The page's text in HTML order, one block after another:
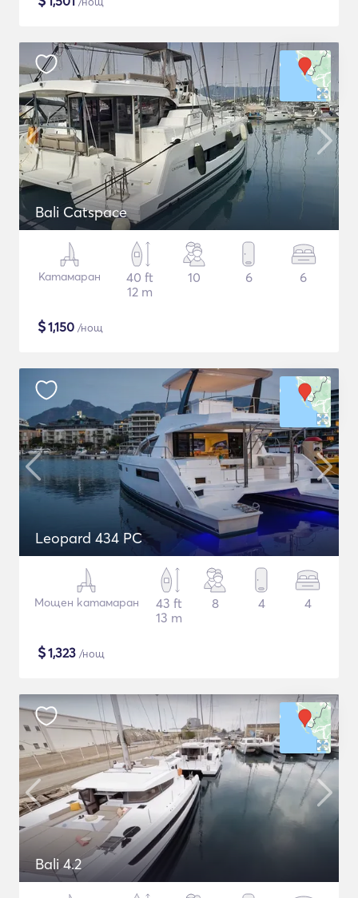
Bali Catspace
Катамаран
40 ft
12 m
10 6 6
$1,150 /нощ
Leopard 434 PC
Мощен катамаран
43 ft
13 m
8 4 4
$1,323 /нощ
Bali 4.2